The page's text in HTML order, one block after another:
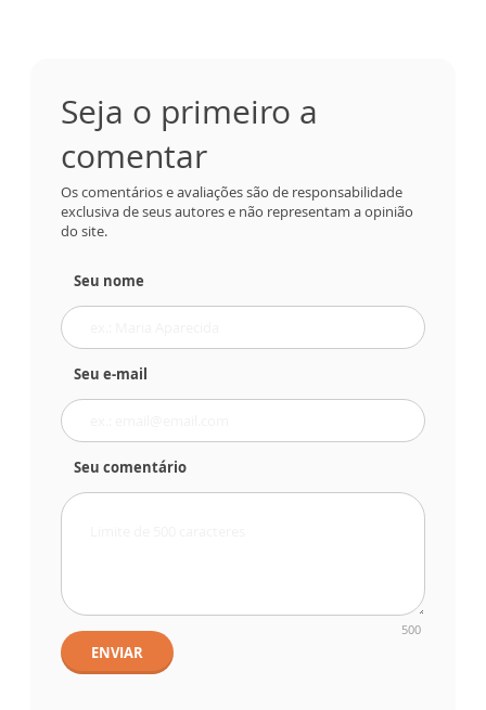
Seja o primeiro a
comentar
Os comentários e avaliações são de responsabilidade
exclusiva de seus autores e não representam a opinião
do site.
Seu nome
Seu e-mail
Seu comentário
500
ENVIAR